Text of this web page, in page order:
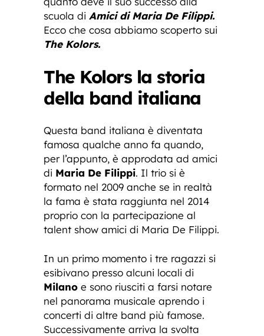
scuola di Amici di Maria De Filippi.
Ecco che cosa abbiamo scoperto sui
The Kolors.
The Kolors la storia
della band italiana
Questa band italiana è diventata
famosa qualche anno fa quando,
per l’appunto, è approdata ad amici
di Maria De Filippi. Il trio si è
formato nel 2009 anche se in realtà
la fama è stata raggiunta nel 2014
proprio con la partecipazione al
talent show amici di Maria De Filippi.
In un primo momento i tre ragazzi si
esibivano presso alcuni locali di
Milano e sono riusciti a farsi notare
nel panorama musicale aprendo i
concerti di altre band più famose.
Successivamente arriva la svolta